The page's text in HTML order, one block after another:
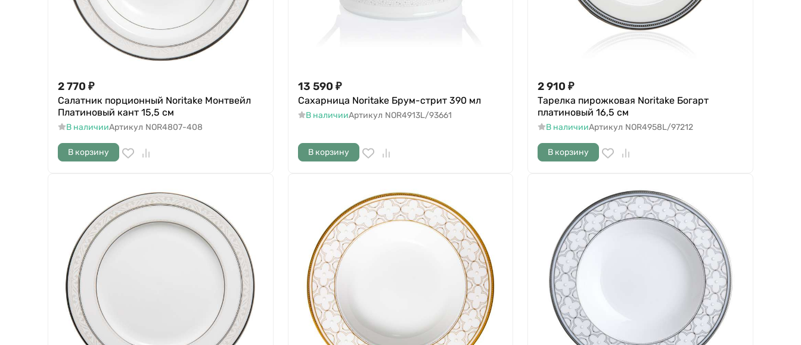
2 770 ₽
Салатник порционный Noritake Монтвейл
Платиновый кант 15,5 см
В наличииАртикул NOR4807-408
В корзину
13 590 ₽
Сахарница Noritake Брум-стрит 390 мл
В наличииАртикул NOR4913L/93661
В корзину
2 910 ₽
Тарелка пирожковая Noritake Богарт
платиновый 16,5 см
В наличииАртикул NOR4958L/97212
В корзину